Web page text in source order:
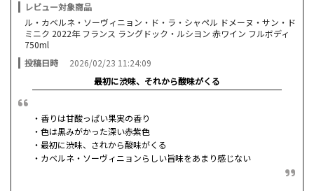
レビュー対象商品
ル・カベルネ・ソーヴィニョン・ド・ラ・シャペル ドメーヌ・サン・ド
ミニク 2022年 フランス ラングドック・ルシヨン 赤ワイン フルボディ
750ml
投稿日時
2026/02/23 11:24:09
最初に渋味、それから酸味がくる
・香りは甘酸っぱい果実の香り
・色は黒みがかった深い赤紫色
・最初に渋味、されから酸味がくる
・カベルネ・ソーヴィニョンらしい旨味をあまり感じない